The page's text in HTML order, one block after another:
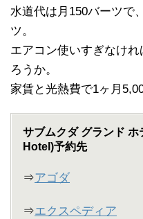
水道代は月150バーツで
ツ。
エアコン使いすぎなけ
ろうか。
家賃と光熱費で1ヶ月
サブムクダ グランド
Hotel)予約先
⇒アゴダ
⇒エクスペディア